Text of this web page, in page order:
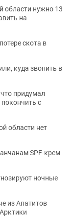
области нужно 13
на
скота в
куда звонить в
придумал
с
области нет
SPF-крем
ночные
из Апатитов